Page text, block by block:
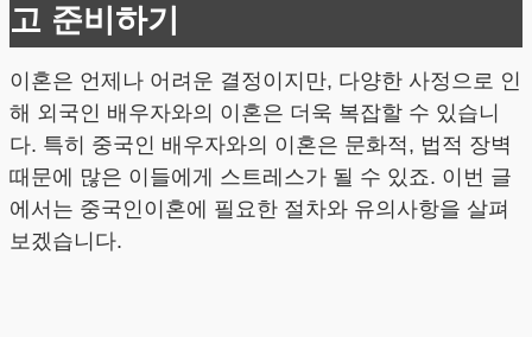
고 준비하기
이혼은 언제나 어려운 결정이지만, 다양한 사정으로 인
해 외국인 배우자와의 이혼은 더욱 복잡할 수 있습니
다. 특히 중국인 배우자와의 이혼은 문화적, 법적 장벽
때문에 많은 이들에게 스트레스가 될 수 있죠. 이번 글
에서는 중국인이혼에 필요한 절차와 유의사항을 살펴
보겠습니다.